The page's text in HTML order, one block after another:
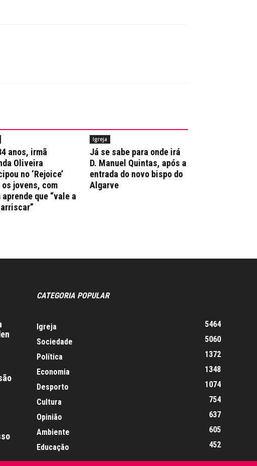
anos, irmã
Oliveira
no ‘Rejoice’
os jovens, com
aprende que “vale a
Igreja
Já se sabe para onde irá
D. Manuel Quintas, após a
entrada do novo bispo do
Algarve
CATEGORIA POPULAR
Igreja
5464
Sociedade
5060
Política
1372
Economia
1348
Desporto
1074
Cultura
754
Opinião
637
Ambiente
605
Educação
452